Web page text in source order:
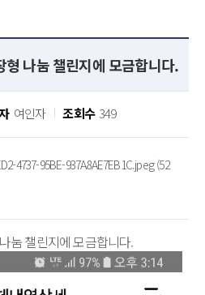
나눔 챌린지에 모금합니다.
여인자 조회수 349
4737-95BE-937A8AE7EB1C.jpeg (52
눔 챌린지에 모금합니다.